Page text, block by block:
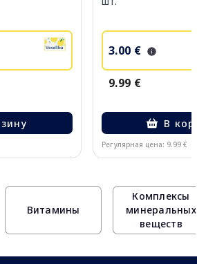
3.00 €
9.99 €
В
Регулярная цена: 9.99 €
Витамины
Комплексы
минеральных
веществ